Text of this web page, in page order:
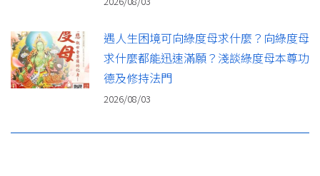
遇人生困境可向綠度母求什麼？向綠度母
求什麼都能迅速滿願？淺談綠度母本尊功
德及修持法門
2026/08/03